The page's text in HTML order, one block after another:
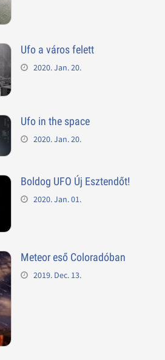
Ufo a város felett
2020. Jan. 20.
Ufo in the space
2020. Jan. 20.
Boldog UFO Új Esztendőt!
2020. Jan. 01.
Meteor eső Coloradóban
2019. Dec. 13.